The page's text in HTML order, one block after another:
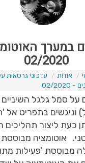
במערך
02/2020
אודות
עדכוני גרסאות
2020
על סמל גלגל
בתפריט אל
כעת ליצור
אוטומציה מבוססת
מבוססת 'פעילות